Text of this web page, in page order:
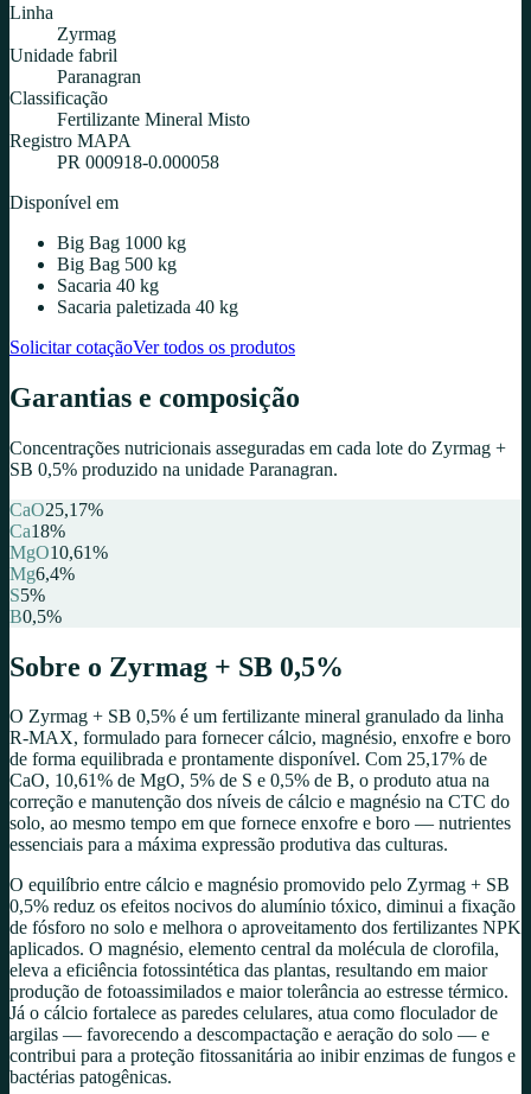
Linha
Zyrmag
Unidade fabril
Paranagran
Classificação
Fertilizante Mineral Misto
Registro MAPA
PR 000918-0.000058
Disponível em
Big Bag 1000 kg
Big Bag 500 kg
Sacaria 40 kg
Sacaria paletizada 40 kg
Solicitar cotaçãoVer todos os produtos
Garantias e composição
Concentrações nutricionais asseguradas em cada lote do Zyrmag +
SB 0,5% produzido na unidade Paranagran.
CaO25,17%
Ca18%
MgO10,61%
Mg6,4%
S5%
B0,5%
Sobre o Zyrmag + SB 0,5%
O Zyrmag + SB 0,5% é um fertilizante mineral granulado da linha
R-MAX, formulado para fornecer cálcio, magnésio, enxofre e boro
de forma equilibrada e prontamente disponível. Com 25,17% de
CaO, 10,61% de MgO, 5% de S e 0,5% de B, o produto atua na
correção e manutenção dos níveis de cálcio e magnésio na CTC do
solo, ao mesmo tempo em que fornece enxofre e boro — nutrientes
essenciais para a máxima expressão produtiva das culturas.
O equilíbrio entre cálcio e magnésio promovido pelo Zyrmag + SB
0,5% reduz os efeitos nocivos do alumínio tóxico, diminui a fixação
de fósforo no solo e melhora o aproveitamento dos fertilizantes NPK
aplicados. O magnésio, elemento central da molécula de clorofila,
eleva a eficiência fotossintética das plantas, resultando em maior
produção de fotoassimilados e maior tolerância ao estresse térmico.
Já o cálcio fortalece as paredes celulares, atua como floculador de
argilas — favorecendo a descompactação e aeração do solo — e
contribui para a proteção fitossanitária ao inibir enzimas de fungos e
bactérias patogênicas.